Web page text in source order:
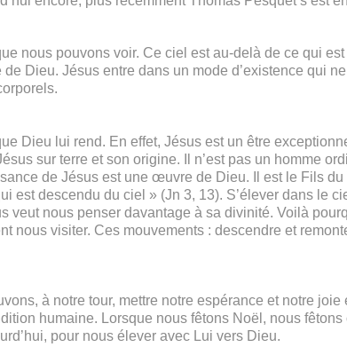
nous pouvons voir. Ce ciel est au-delà de ce qui
Dieu. Jésus entre dans un mode d’existence qui
Dieu lui rend. En effet, Jésus est un être
sur terre et son origine. Il n’est pas un homme
de Jésus est une œuvre de Dieu. Il est le Fils
est descendu du ciel » (Jn 3, 13). S’élever dans le
veut nous penser davantage à sa divinité. Voilà
nous visiter. Ces mouvements : descendre et
à notre tour, mettre notre espérance et notre
humaine. Lorsque nous fêtons Noël, nous fêtons
pour nous élever avec Lui vers Dieu.